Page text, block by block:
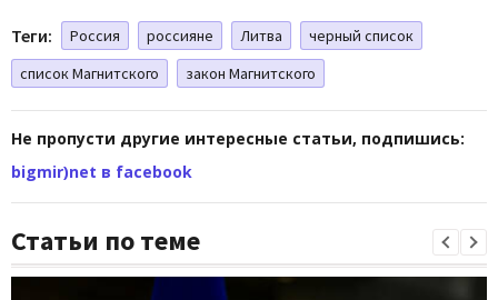
Теги: Россия россияне Литва
черный список
список Магнитского
закон Магнитского
Не пропусти другие интересные статьи, подпишись:
bigmir)net в facebook
Статьи по теме